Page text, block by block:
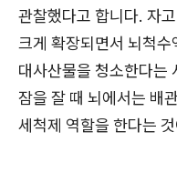
관찰했다고 합니다. 자
크게 확장되면서 뇌척
대사산물을 청소한다는
잠을 잘 때 뇌에서는 배
세척제 역할을 한다는